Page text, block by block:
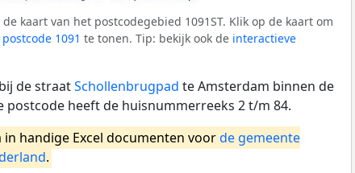
kaart van het postcodegebied 1091ST. Klik op de kaart om
1091 te tonen. Tip: bekijk ook de interactieve
de straatSchollenbrugpad te Amsterdam binnen de
postcode heeft de huisnummerreeks 2 t/m 84.
handige Excel documenten voorde gemeente
.